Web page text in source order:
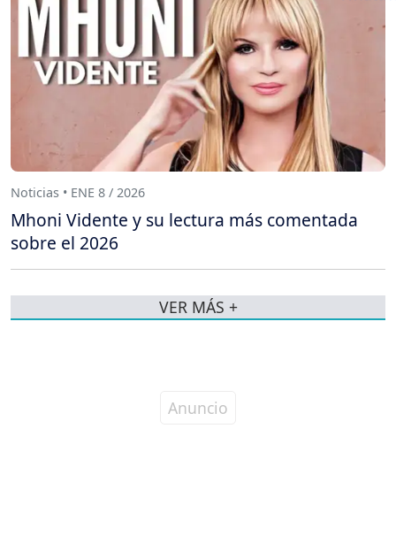
Noticias • ENE 8 / 2026
Mhoni Vidente y su lectura más comentada
sobre el 2026
VER MÁS +